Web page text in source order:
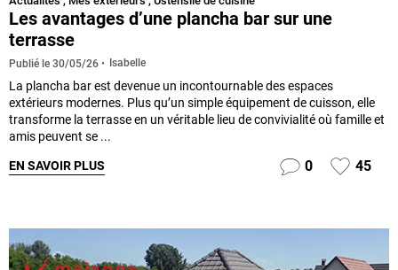
Les avantages d’une plancha bar sur une
terrasse
Publié le 30/05/26 Isabelle
La plancha bar est devenue un incontournable des espaces
extérieurs modernes. Plus qu’un simple équipement de cuisson, elle
transforme la terrasse en un véritable lieu de convivialité où famille et
amis peuvent se ...
EN SAVOIR PLUS 0 45